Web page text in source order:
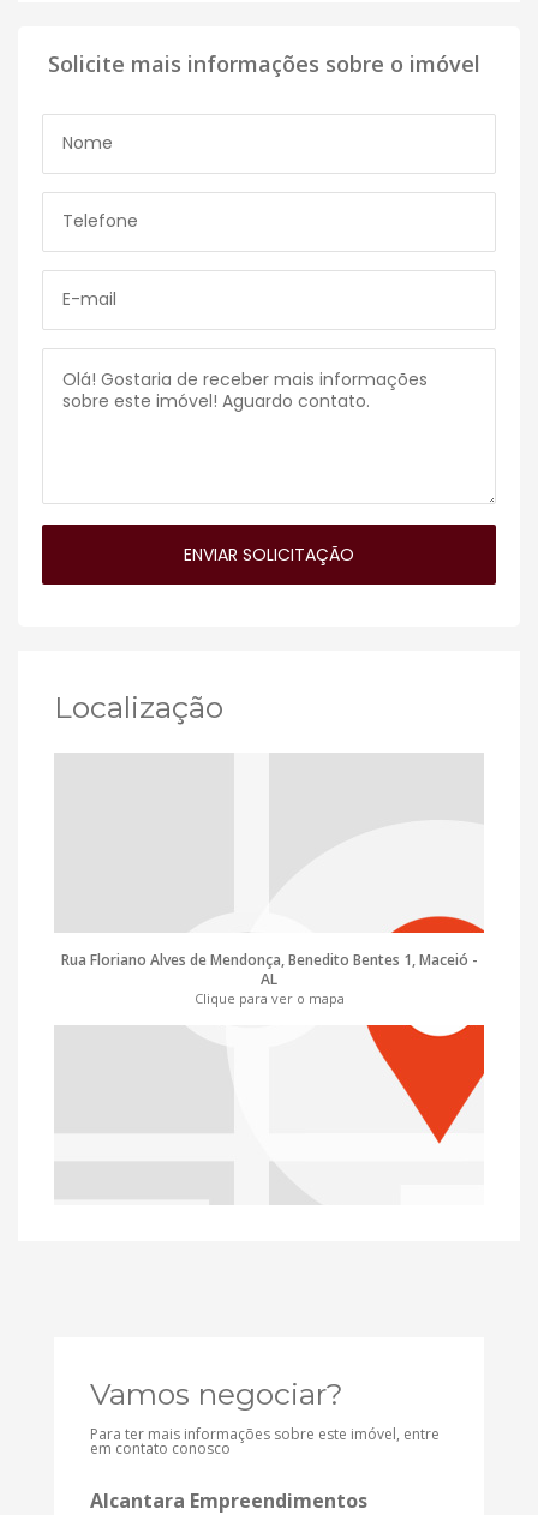
Solicite mais informações sobre o imóvel
Localização
Rua Floriano Alves de Mendonça, Benedito Bentes 1, Maceió -
AL
Clique para ver o mapa
Vamos negociar?
Para ter mais informações sobre este imóvel, entre
em contato conosco
Alcantara Empreendimentos